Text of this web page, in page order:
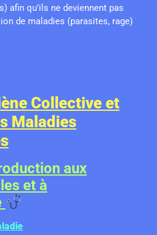
afin qu’ils ne deviennent pas
de maladies (parasites, rage)
Collective et
Maladies
aux
et à